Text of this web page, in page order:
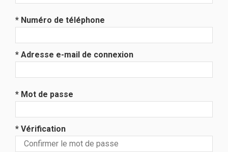
* Numéro de téléphone
* Adresse e-mail de connexion
* Mot de passe
* Vérification